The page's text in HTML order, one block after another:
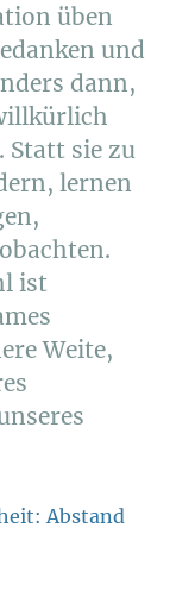
üben
und
dann,
Statt sie zu
lernen
ist
Weite,